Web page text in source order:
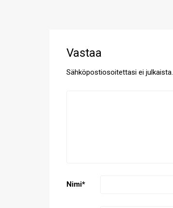
Vastaa
Sähköpostiosoitettasi ei julkaista.
Nimi*